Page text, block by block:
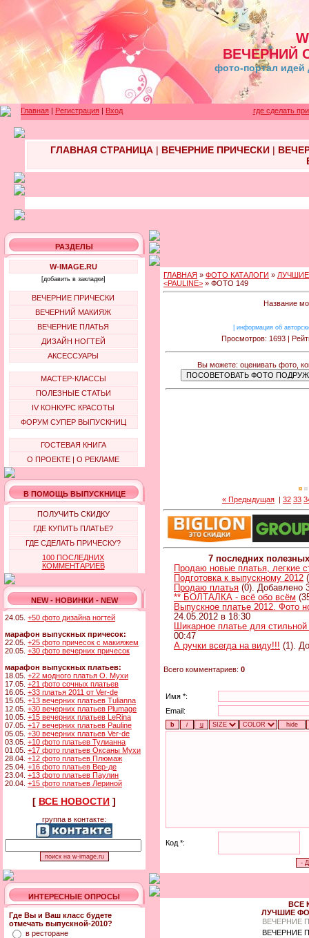
ВЕЧЕРНИЙ
фото-портал идей
Главная | Регистрация | Вход где сделать
ГЛАВНАЯ СТРАНИЦА| ВЕЧЕРНИЕ ПРИЧЕСКИ|
РАЗДЕЛЫ
W-IMAGE.RU
[добавить в закладки]
ВЕЧЕРНИЕ ПРИЧЕСКИ
ВЕЧЕРНИЙ МАКИЯЖ
ВЕЧЕРНИЕ ПЛАТЬЯ
ДИЗАЙН НОГТЕЙ
АКСЕССУАРЫ
МАСТЕР-КЛАССЫ
ПОЛЕЗНЫЕ СТАТЬИ
IV КОНКУРС КРАСОТЫ
ФОРУМ СУПЕР ВЫПУСКНИЦ
ГОСТЕВАЯ КНИГА
О ПРОЕКТЕ | О РЕКЛАМЕ
В ПОМОЩЬ ВЫПУСКНИЦЕ
ПОЛУЧИТЬ СКИДКУ
ГДЕ КУПИТЬ ПЛАТЬЕ?
ГДЕ СДЕЛАТЬ ПРИЧЕСКУ?
100 ПОСЛЕДНИХ
КОММЕНТАРИЕВ
NEW - НОВИНКИ - NEW
24.05. +50 фото дизайна ногтей
марафон выпускных причесок:
22.05. +25 фото причесок с макияжем
20.05. +30 фото вечерних причесок
марафон выпускных платьев:
18.05. +22 модного платья О. Мухи
17.05. +21 фото сочных платьев
16.05. +33 платья 2011 от Ver-de
15.05. +13 вечерних платьев Tulianna
12.05. +30 вечерних платьев Plumage
10.05. +15 вечерних платьев LeRina
07.05. +17 вечерних платьев Pauline
05.05. +30 вечерних платьев Ver-de
03.05. +10 фото платьев Тулианна
01.05. +17 фото платьев Оксаны Мухи
28.04. +12 фото платьев Плюмаж
25.04. +16 фото платьев Вер-де
23.04. +13 фото платьев Паулин
20.04. +15 фото платьев Лериной
[ ВСЕ НОВОСТИ ]
группа в контакте:
ИНТЕРЕСНЫЕ ОПРОСЫ
Где Вы и Ваш класс будете
отмечать выпускной-2010?
в ресторане
ГЛАВНАЯ » ФОТО КАТАЛОГИ »
<PAULINE> » ФОТО 149
Название
информация об
Просмотров: 1693 |
Вы можете: оценивать фото,
« Предыдущая | 32 33
7 последних
Продаю новые платья, легкие
Подготовка к выпускному 2012
Продаю платья (0). Добавлено
** БОЛТАЛКА - всё обо всём
Выпускное платье 2012. Фото
24.05.2012 в 18:30
Шикарное платье для
00:47
А ручки всегда на виду!!! (1).
Всего комментариев: 0
Имя *:
Email:
Код *:
ВСЕ
ЛУЧШИЕ
ВЕЧЕРНИЕ
ВЕЧЕРНИЕ